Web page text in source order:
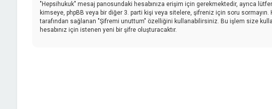
"Hepsihukuk" mesaj panosundaki hesabınıza erişim için gerekmektedir, ayrıca
kimseye, phpBB veya bir diğer 3. parti kişi veya sitelere, şifreniz için soru sormayın.
tarafından sağlanan "Şifremi unuttum" özelliğini kullanabilirsiniz. Bu işlem size
hesabınız için istenen yeni bir şifre oluşturacaktır.